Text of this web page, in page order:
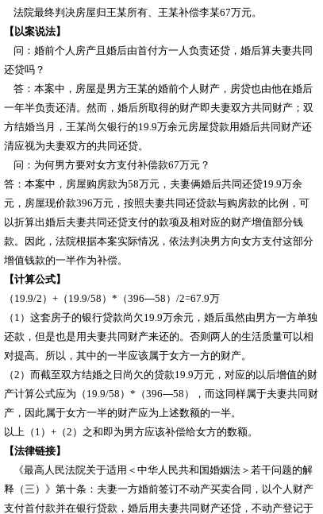
法院最终判决房屋归王某所有、王某补偿李某67万元。
【以案说法】
问：婚前个人房产且婚后由首付方一人负责还贷，婚后算夫妻共同
还贷吗？
答：本案中，房屋是男方王某的婚前个人财产，房贷也由他在婚后
一年半负责还清。然而，婚后所取得的财产即夫妻双方共同财产；双
方结婚当月，王某尚欠银行的19.9万余元房屋贷款用婚后共同财产还
清应视为夫妻双方的共同还贷。
问：为何男方要对女方支付补偿款67万元？
答：本案中，房屋购房款为58万元，夫妻俩婚后共同还贷19.9万余
元，房屋现价款396万元，按照夫妻共同还贷款与购房款的比例，可
以折算出婚后夫妻共同还贷支付的款项及相对应的财产增值部分钱
款。因此，法院根据本案实际情况，依法判决男方向女方支付这部分
增值钱款的一半作为补偿。
【计算公式】
（ 19.9/2 ） + （ 19.9/58 ） * （396—58 ） /2=67.9万
（ 1 ）这套房子的银行贷款尚欠19.9万余元，婚后虽然由男方一方单独
还款，但是也是用夫妻共同财产来还的。否则两人的生活质量可以相
对提高。所以，其中的一半应该属于女方一方的财产。
（2 ）而截至双方结婚之日尚欠的贷款19.9万元，对应的以后增值的财
产计算公式应为（ 19.9/58 ） * （396—58 ），而这同样属于夫妻共同财
产，因此属于女方一半的财产应为上述数额的一半。
以上（ 1 ） + （2 ）之和即为男方应该补偿给女方的数额。
【法律链接】
《最高人民法院关于适用＜中华人民共和国婚姻法＞若干问题的解
释（三）》第十条：夫妻一方婚前签订不动产买卖合同，以个人财产
支付首付款并在银行贷款，婚后用夫妻共同财产还贷，不动产登记于